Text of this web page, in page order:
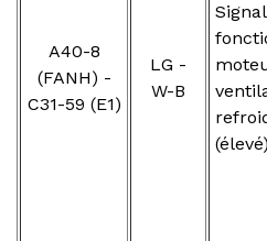
A40-8
(FANH) -
C31-59 (E1)
LG -
W-B
(élevé)